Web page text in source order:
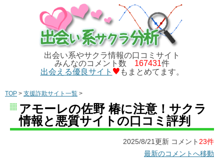
出会い系やサクラ情報の口コミサイト
みんなのコメント数 167431件
出会える優良サイト
もまとめてます。
TOP > 支援詐欺サイト一覧 >
アモーレの佐野 椿に注意！サクラ
情報と悪質サイトの口コミ評判
2025/8/21更新 コメント 23件
最新のコメントへ移動